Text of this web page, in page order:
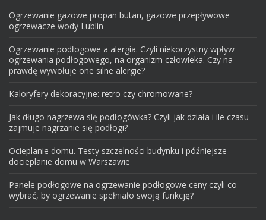
Ogrzewanie gazowe propan butan, gazowe przepływowe
ogrzewacze wody Lublin
Ogrzewanie podłogowe a alergia. Czyli niekorzystny wpływ
ogrzewania podłogowego, na organizm człowieka. Czy na
prawdę wywołuje one silne alergie?
Kaloryfery dekoracyjne: retro czy chromowane?
Jak długo nagrzewa się podłogówka? Czyli jak działa i ile czasu
zajmuje nagrzanie się podłogi?
Ocieplanie domu. Testy szczelności budynku i późniejsze
docieplanie domu w Warszawie
Panele podłogowe na ogrzewanie podłogowe ceny czyli co
wybrać, by ogrzewanie spełniało swoją funkcję?